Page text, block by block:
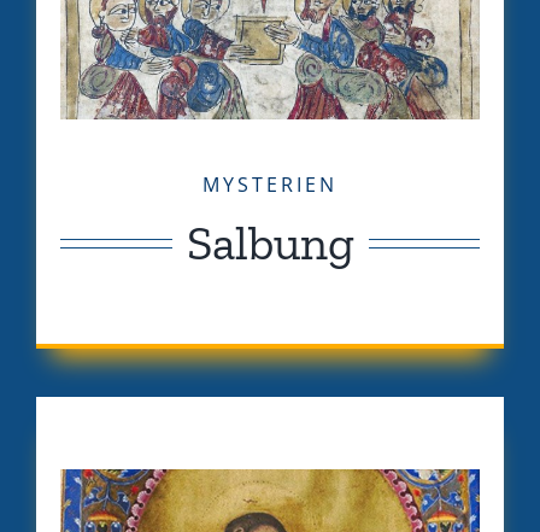
MYSTERIEN
Salbung